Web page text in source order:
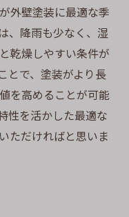
外壁塗装に最適な季
、降雨も少なく、湿
乾燥しやすい条件が
とで、塗装がより長
を高めることが可能
性を活かした最適な
ただければと思いま